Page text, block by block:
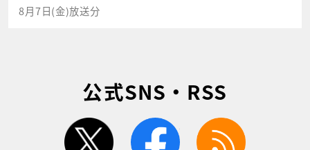
8月7日(金)放送分
公式SNS・RSS
twitter facebook